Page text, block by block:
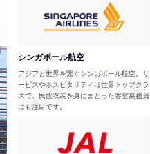
シンガポール航空
アジアと世界を繋ぐシンガポール航空。サ
ービスやホスピタリティは世界トップクラ
スで、民族衣装を身にまとった客室乗務員
にも注目です。